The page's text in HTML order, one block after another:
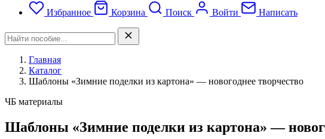
Избранное
Корзина Поиск Войти Написать
Главная
Каталог
Шаблоны «Зимние поделки из картона» — новогоднее творчество
ЧБ материалы
Шаблоны «Зимние поделки из картона» —